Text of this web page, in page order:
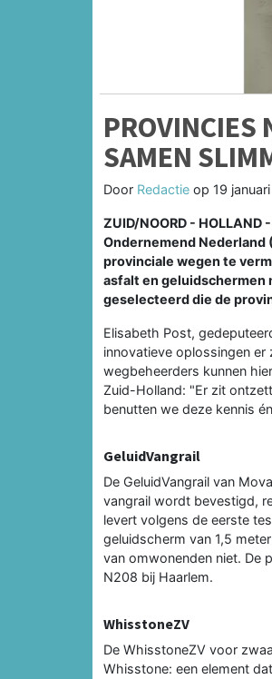
PROVINCIES
SAMEN
Door Redactie op 19
ZUID/NOORD -
Ondernemend Nederland
provinciale wegen te
asfalt en geluidschermen
geselecteerd die de
Elisabeth Post,
innovatieve oplossingen
wegbeheerders kunnen
Zuid-Holland: "Er zit
benutten we deze kennis
GeluidVangrail
De GeluidVangrail van
vangrail wordt bevestigd,
levert volgens de eerste
geluidscherm van 1,5
van omwonenden niet. De
N208 bij Haarlem.
WhisstoneZV
De WhisstoneZV voor
Whisstone: een element